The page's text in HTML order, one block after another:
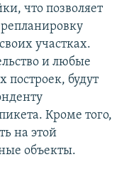
что позволяет
участках.
и любые
построек, будут
Кроме того,
на этой
объекты.